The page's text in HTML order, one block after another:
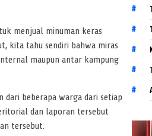
menjual minuman keras
kita tahu sendiri bahwa miras
maupun antar kampung
dari beberapa warga dari setiap
dan laporan tersebut
tersebut.